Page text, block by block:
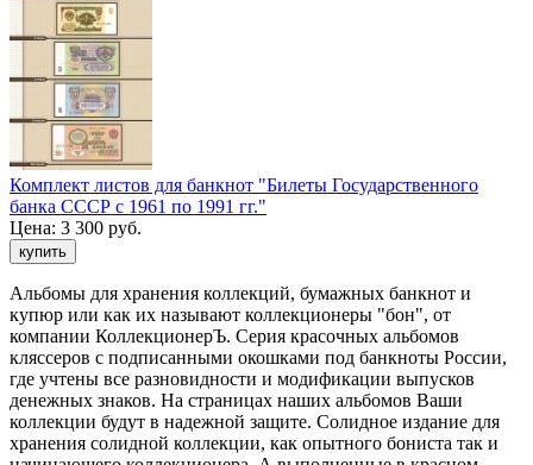
Комплект листов для банкнот "Билеты Государственного
банка СССР с 1961 по 1991 гг."
Цена: 3 300 руб.
Альбомы для хранения коллекций, бумажных банкнот и
купюр или как их называют коллекционеры "бон", от
компании КоллекционерЪ. Серия красочных альбомов
кляссеров с подписанными окошками под банкноты России,
где учтены все разновидности и модификации выпусков
денежных знаков. На страницах наших альбомов Ваши
коллекции будут в надежной защите. Солидное издание для
хранения солидной коллекции, как опытного бониста так и